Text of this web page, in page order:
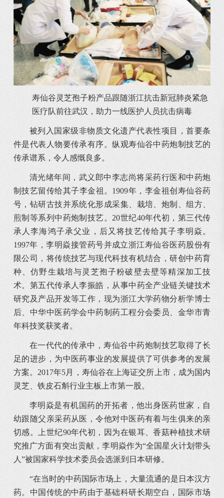
寿仙谷灵芝孢子粉产品跟随浙江抗击新冠肺炎紧急
医疗队前往武汉，助力一线医护人员抗击病毒
被列入国家级非物质文化遗产代表性项目，首要条
件是代表人物要传承有序。纵观寿仙谷中药炮制技艺的
传承谱系，令人感慨良多。
清光绪年间，武义郎中李志尚将采药行医和中药炮
制技艺留传给其子李金祖。1909年，李金祖创寿仙谷药
号，钻研古技并系统化形成采集、栽培、炮制、组方、
煎制等系列中药炮制技艺。20世纪40年代初，第三代传
承人李海鸿子承父业，后又将技艺传给其子李明焱。
1997年，李明焱接管药号并成立浙江寿仙谷医药股份有
限公司，将传统技艺与现代科技有机结合，研创中药育
种、仿野生栽培与灵芝孢子粉破壁去壁等精深加工技
术。第五代传承人李振皓，从事中药全产业链关键技术
研究及产品开发等工作，现为浙江大学药物分析学博士
后、中华中医药学会中药制药工程分会委员、金华市青
年科技奖获奖者。
在一代代的传承中，寿仙谷中药炮制技艺取得了长
足的进步，为中医药事业的发展提供了可供参考的发展
方案。2017年5月，寿仙谷在上海证交所上市，成为国内
灵芝、铁皮石斛行业主板上市第一股。
李明焱是有机国药的开拓者，他出身医药世家，自
幼跟随父亲采药从医，令他对中医药有着与生俱来的亲
切感。上世纪90年代初，因为在银耳、香菇种植技术研
究推广方面有突出贡献，李明焱作为“全国星火计划带头
人”被国家科学技术委员会选派到日本研修。
“在当时的中药国际市场上，大量流通的是日本汉方
药。中国传统的中药由于基础科研长期空白，国际市场